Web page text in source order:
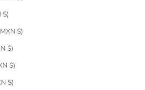
Kenia (MXN $)
Kirguistán (MXN $)
Kiribati (MXN $)
Kosovo (MXN $)
Kuwait (MXN $)